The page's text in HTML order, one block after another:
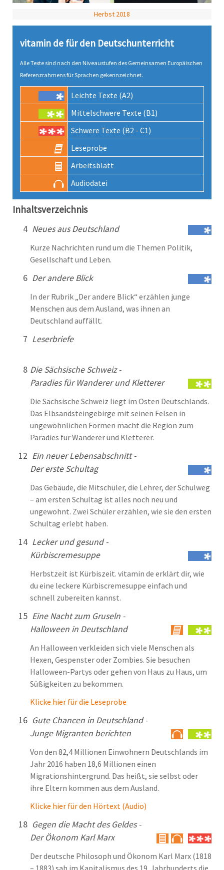
Herbst 2018
vitamin de für den Deutsch­unter­richt
Alle Texte sind nach den Niveau­stufen des Gemeinsamen Europäischen
Referenz­rahmens für Sprachen gekenn­zeichnet.
Leichte Texte (A2)
Mittel­schwere Texte (B1)
Schwere Texte (B2 - C1)
Lese­probe
Arbeits­blatt
Audio­datei
Inhaltsverzeichnis
4 Neues aus Deutschland
Kurze Nachrichten rund um die Themen Politik,
Gesellschaft und Leben.
6 Der andere Blick
In der Rubrik „Der andere Blick“ erzählen junge
Menschen aus dem Ausland, was ihnen an
Deutschland auffällt.
7 Leserbriefe
8 Die Sächsische Schweiz -
Paradies für Wanderer und Kletterer
Die Sächsische Schweiz liegt im Osten Deutschlands.
Das Elbsandsteingebirge mit seinen Felsen in
ungewöhnlichen Formen macht die Region zum
Paradies für Wanderer und Kletterer.
12 Ein neuer Lebensabschnitt -
Der erste Schultag
Das Gebäude, die Mitschüler, die Lehrer, der Schulweg
– am ersten Schultag ist alles noch neu und
ungewohnt. Zwei Schüler erzählen, wie sie den ersten
Schultag erlebt haben.
14 Lecker und gesund -
Kürbiscremesuppe
Herbstzeit ist Kürbiszeit. vitamin de erklärt dir, wie
du eine leckere Kürbiscremesuppe einfach und
schnell zubereiten kannst.
15 Eine Nacht zum Gruseln -
Halloween in Deutschland
An Halloween verkleiden sich viele Menschen als
Hexen, Gespenster oder Zombies. Sie besuchen
Halloween-Partys oder gehen von Haus zu Haus, um
Süßigkeiten zu bekommen.
Klicke hier für die Leseprobe
16 Gute Chancen in Deutschland -
Junge Migranten berichten
Von den 82,4 Millionen Einwohnern Deutschlands im
Jahr 2016 haben 18,6 Millionen einen
Migrationshintergrund. Das heißt, sie selbst oder
ihre Eltern kommen aus dem Ausland.
Klicke hier für den Hörtext (Audio)
18 Gegen die Macht des Geldes -
Der Ökonom Karl Marx
Der deutsche Philosoph und Ökonom Karl Marx (1818